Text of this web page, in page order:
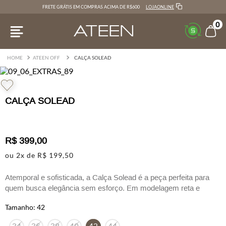
FRETE GRÁTIS EM COMPRAS ACIMA DE R$600 LOJAONLINE
0
ATEEN OFF CALÇA SOLEAD
CALÇA SOLEAD
R$ 399,00
ou 2x de R$ 199,50
Atemporal e sofisticada, a Calça Solead é a peça perfeita para
quem busca elegância sem esforço. Em modelagem reta e
refinado e versátil. A cor berinjela, destaque da estação, traz
modernidade ao look, adicionando sofisticação às composições
42